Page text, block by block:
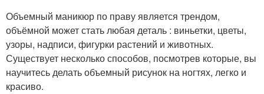
Объемный маникюр по праву является трендом,
объёмной может стать любая деталь : виньетки, цветы,
узоры, надписи, фигурки растений и животных.
Существует несколько способов, посмотрев которые, вы
научитесь делать объемный рисунок на ногтях, легко и
красиво.